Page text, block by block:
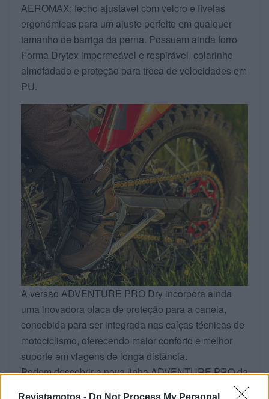
Revistamotos - Do Not Process My Personal
AEROMAX; fecho ajustável com velcro e fivelas
ergonómicas para um ajuste perfeito em qualquer
tamanho de barriga da perna. Possuem ainda forro
Forma Drytex impermeável e respirável, colarinho
almofadado e proteção para troca de velocidades em
PU.
A versão ADVENTURE PRO Dry incorpora ainda
uma inovadora placa de proteção para a canela,
concebida para ser integrada nas calças técnicas de
motociclismo, oferecendo maior conforto e melhor
suporte em viagens de longa distância.
Podem descobrir a nova linha ADVENTURE PRO da